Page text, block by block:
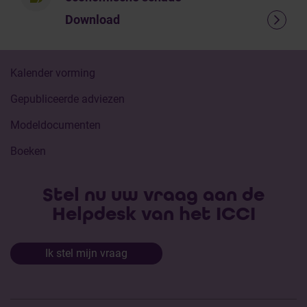
Download
Kalender vorming
Gepubliceerde adviezen
Modeldocumenten
Boeken
Stel nu uw vraag aan de
Helpdesk van het ICCI
Ik stel mijn vraag